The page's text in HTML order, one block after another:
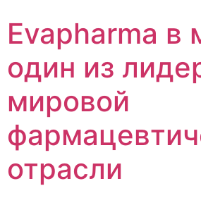
содержимому
Evapharma в
один из
мировой
отрасли